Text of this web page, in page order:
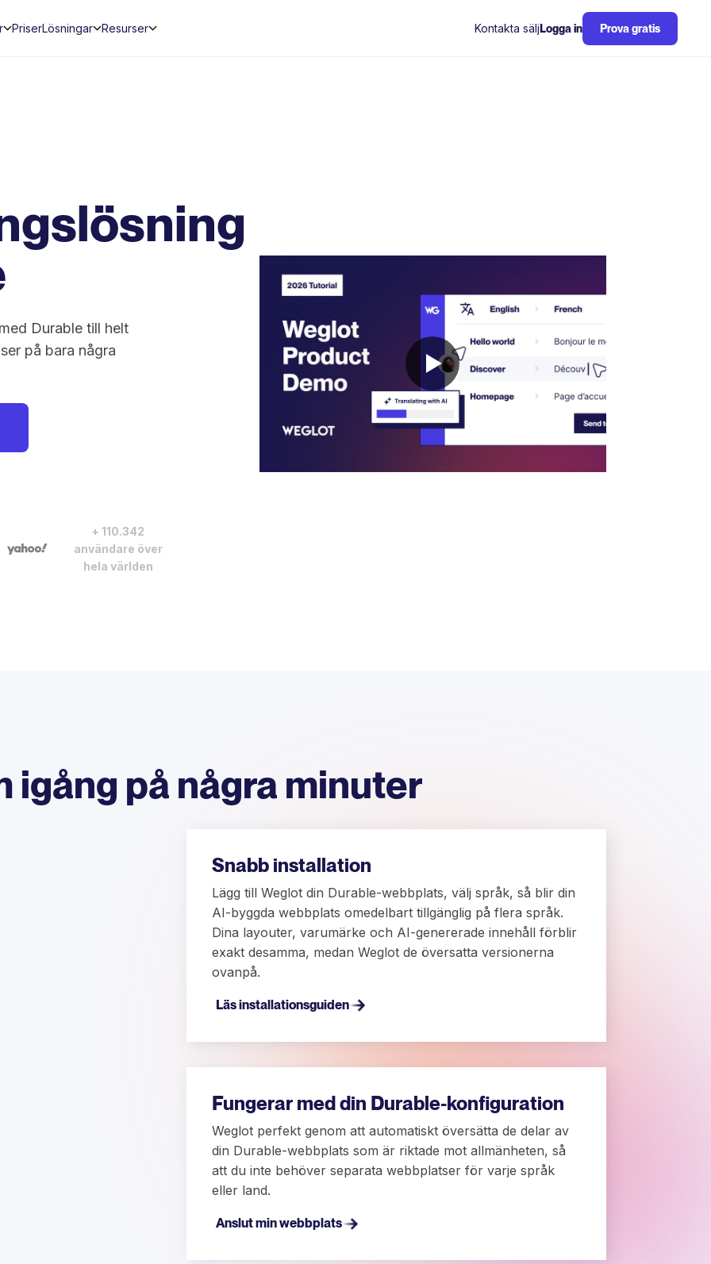
PriserLösningar Resurser Kontakta sälj Logga in Prova gratis
Durable till helt
på bara några
+ 110.342
användare över
hela världen
igång på några minuter
Snabb installation
Lägg till Weglot din Durable-webbplats, välj språk, så blir din
AI-byggda webbplats omedelbart tillgänglig på flera språk.
Dina layouter, varumärke och AI-genererade innehåll förblir
exakt desamma, medan Weglot de översatta versionerna
ovanpå.
Läs installationsguiden
Fungerar med din Durable-konfiguration
Weglot perfekt genom att automatiskt översätta de delar av
din Durable-webbplats som är riktade mot allmänheten, så
att du inte behöver separata webbplatser för varje språk
eller land.
Anslut min webbplats